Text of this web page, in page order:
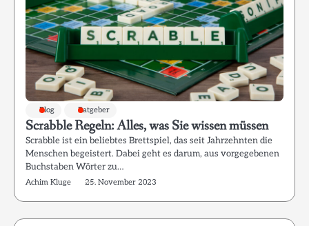
Blog Ratgeber
Scrabble Regeln: Alles, was Sie wissen müssen
Scrabble ist ein beliebtes Brettspiel, das seit Jahrzehnten die
Menschen begeistert. Dabei geht es darum, aus vorgegebenen
Buchstaben Wörter zu…
Achim Kluge 25. November 2023